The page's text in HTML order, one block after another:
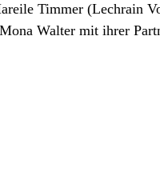
Timmer (Lechrain
Walter mit ihrer